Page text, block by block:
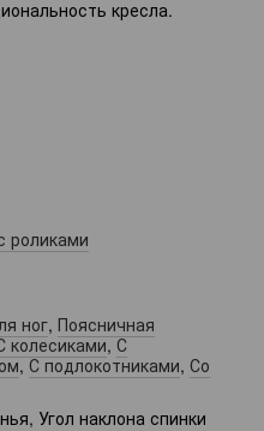
кресла.
роликами
ног, Поясничная
колесиками,С
,С подлокотниками, Со
Угол наклона спинки